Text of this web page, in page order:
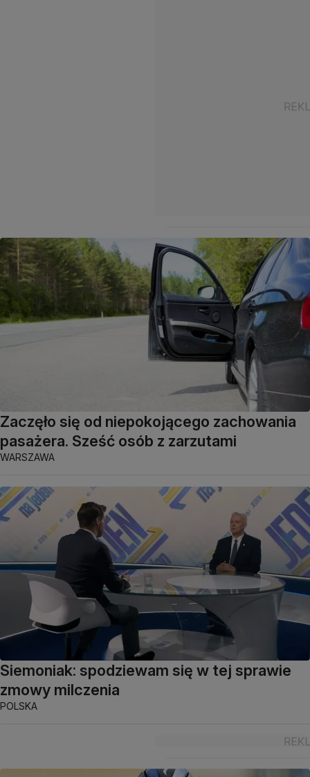
Zaczęło się od niepokojącego zachowania
pasażera. Sześć osób z zarzutami
WARSZAWA
Siemoniak: spodziewam się w tej sprawie
zmowy milczenia
POLSKA